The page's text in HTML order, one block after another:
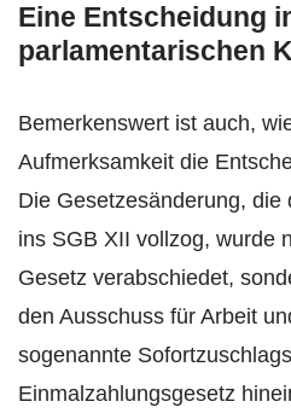
Eine Entscheidung
parlamentarischen
Bemerkenswert ist auch,
Aufmerksamkeit die
Die Gesetzesänderung, die
ins SGB XII vollzog, wurde
Gesetz verabschiedet,
den Ausschuss für Arbeit
sogenannte
Einmalzahlungsgesetz